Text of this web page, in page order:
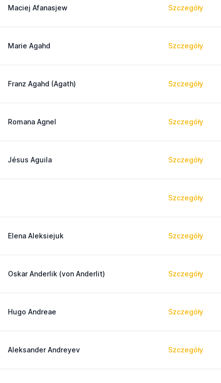
Maciej Afanasjew Szczegóły
Marie Agahd Szczegóły
Franz Agahd (Agath) Szczegóły
Romana Agnel Szczegóły
Jésus Aguila Szczegóły
Szczegóły
Elena Aleksiejuk Szczegóły
Oskar Anderlik (von Anderlit) Szczegóły
Hugo Andreae Szczegóły
Aleksander Andreyev Szczegóły